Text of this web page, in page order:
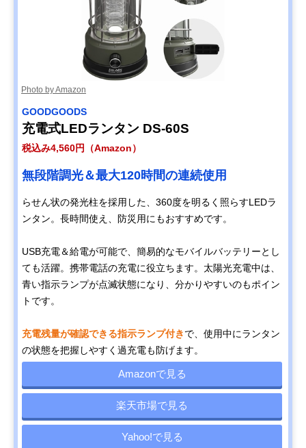
Photo by Amazon
‎GOODGOODS
充電式LEDランタン DS-60S
税込み4,560円（Amazon）
無段階調光＆最大120時間の連続使用
らせん状の発光柱を採用した、360度を明るく照らすLEDラ
ンタン。長時間使え、防災用にもおすすめです。
USB充電＆給電が可能で、簡易的なモバイルバッテリーとし
ても活躍。携帯電話の充電に役立ちます。太陽光充電中は、
青い指示ランプが点滅状態になり、分かりやすいのもポイン
トです。
充電残量が確認できる指示ランプ付きで、使用中にランタン
の状態を把握しやすく過充電も防げます。
Amazonで見る
楽天市場で見る
Yahoo!で見る